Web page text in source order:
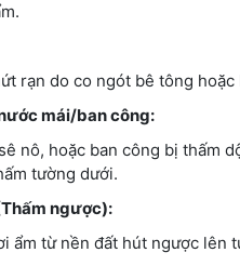
rạn do co ngót bê tông
mái/ban công:
nô, hoặc ban công bị thấm
tường dưới.
ngược):
ẩm từ nền đất hút ngược lên